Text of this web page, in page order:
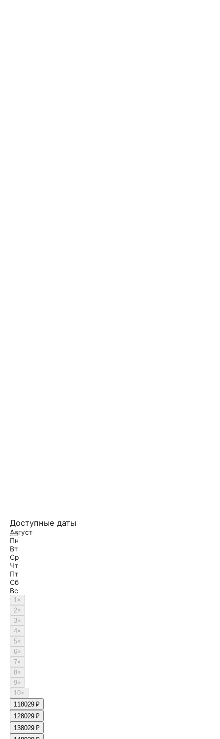
Доступные даты
Август
Пн
Вт
Ср
Чт
Пт
Сб
Вс
1×
2×
3×
4×
5×
6×
7×
8×
9×
10×
118029 ₽
128029 ₽
138029 ₽